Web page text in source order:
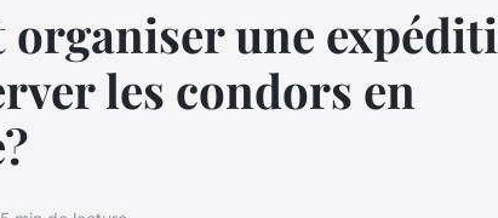
organiser une
les condors en